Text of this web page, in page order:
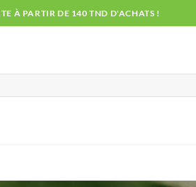
À PARTIR DE 140 TND D'ACHATS !